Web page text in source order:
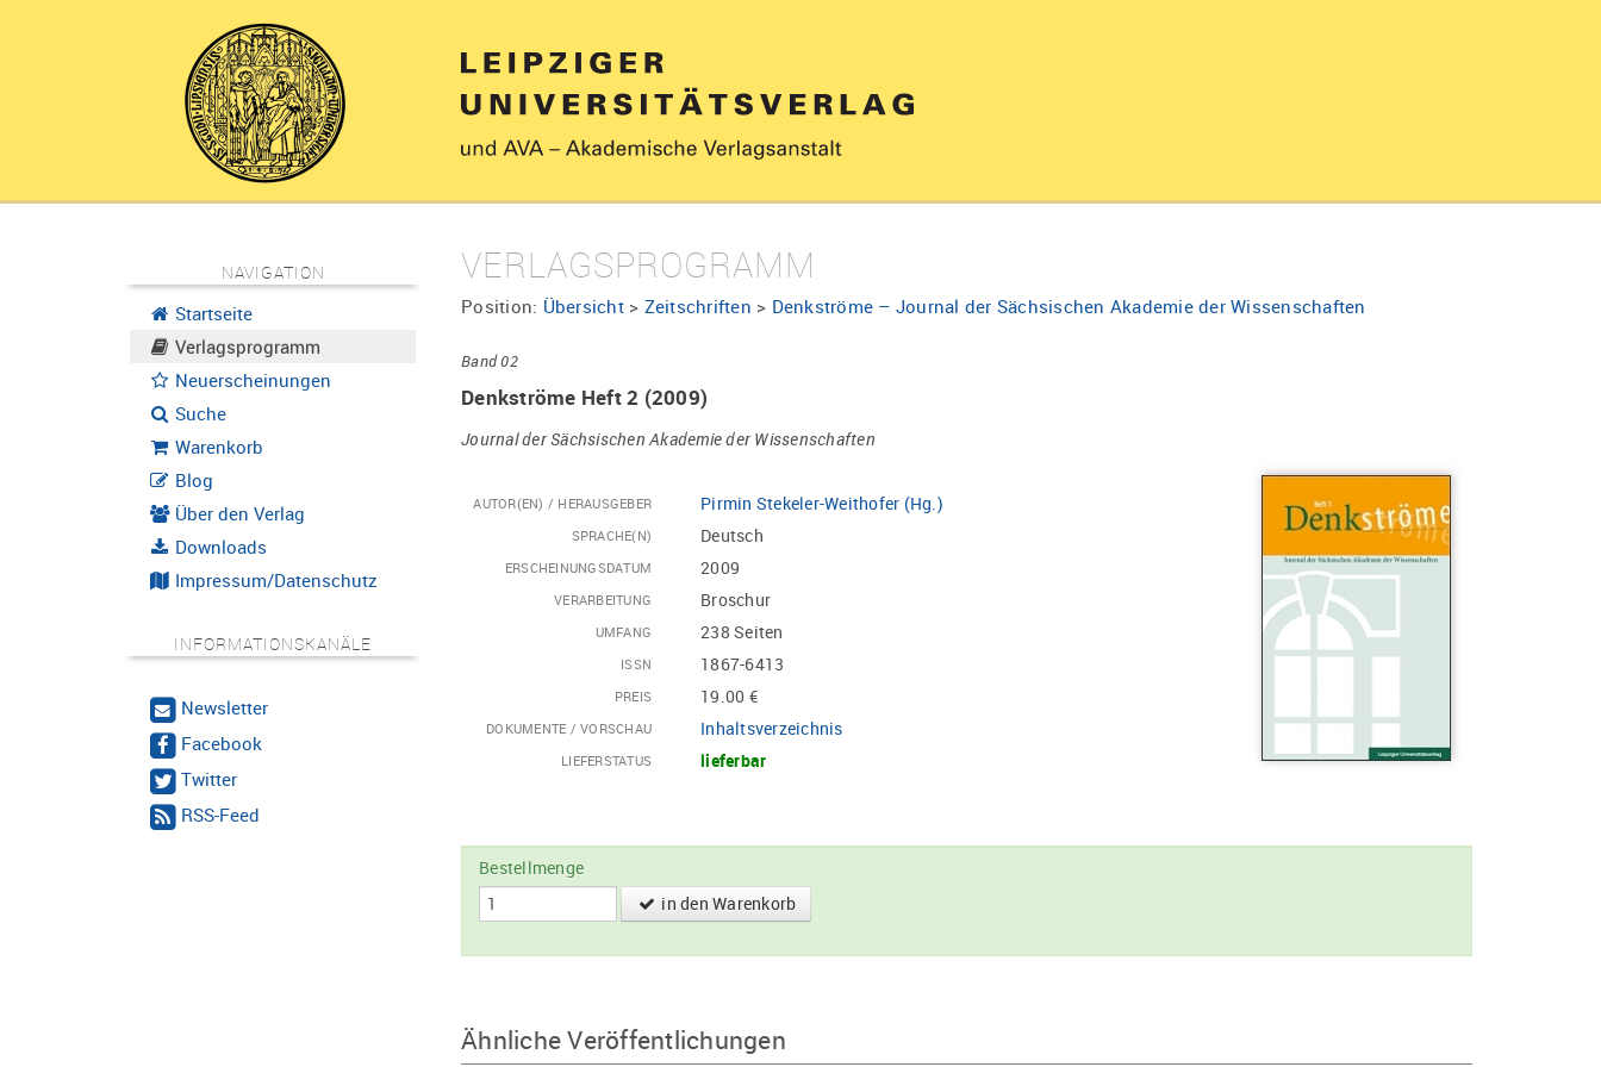
NAVIGATION
Startseite
Verlagsprogramm
Neuerscheinungen
Suche
Warenkorb
Blog
Über den Verlag
Downloads
Impressum/Datenschutz
INFORMATIONSKANÄLE
Newsletter
Facebook
Twitter
RSS-Feed
VERLAGSPROGRAMM
Position: Übersicht> Zeitschriften > Denkströme – Journal der Sächsischen Akademie der Wissenschaften
Band 02
Denkströme Heft 2 (2009)
Journal der Sächsischen Akademie der Wissenschaften
AUTOR(EN) / HERAUSGEBER Pirmin Stekeler-Weithofer (Hg.)
SPRACHE(N) Deutsch
ERSCHEINUNGSDATUM 2009
VERARBEITUNG Broschur
UMFANG 238 Seiten
ISSN 1867-6413
PREIS 19.00 €
DOKUMENTE / VORSCHAU Inhaltsverzeichnis
LIEFERSTATUS lieferbar
Bestellmenge
in den Warenkorb
Ähnliche Veröffentlichungen